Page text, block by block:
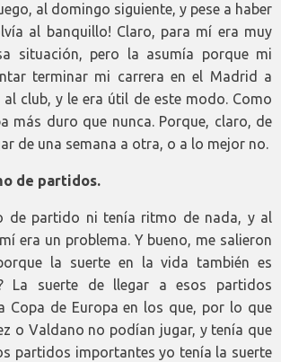
al domingo siguiente, y pese a haber
al banquillo! Claro, para mí era muy
situación, pero la asumía porque mi
terminar mi carrera en el Madrid a
al club, y le era útil de este modo. Como
más duro que nunca. Porque, claro, de
de una semana a otra, o a lo mejor no.
de partidos.
de partido ni tenía ritmo de nada, y al
era un problema. Y bueno, me salieron
la suerte en la vida también es
La suerte de llegar a esos partidos
Copa de Europa en los que, por lo que
o Valdano no podían jugar, y tenía que
partidos importantes yo tenía la suerte